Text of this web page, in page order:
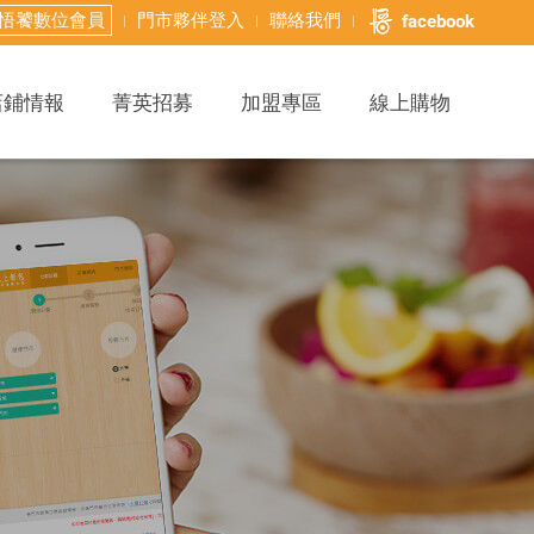
饕數位會員 門市夥伴登入 聯絡我們 facebook
情報 菁英招募 加盟專區 線上購物